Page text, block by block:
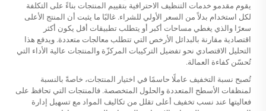
يقوم مقدمو خدمات التنظيف الاحترافية بتقييم المنتجات بناءً على التكلفة
لكل استخدام بدلاً من السعر الأولي للشراء. غالبًا ما يثبت أن المنتج الأعلى
سعرًا والذي يغطي مساحات أكبر أو يتطلب تطبيقات أقل يكون أكثر
اقتصادية مقارنة بالبدائل الأرخص التي تتطلب معالجات متعددة. ويدفع هذا
التحليل الاقتصادي نحو تفضيل التركيبات المركزّة والمنتجات عالية الأداء التي
تُحسّن كفاءة العمالة.
تُصبح نسبة التخفيف عاملًا حاسمًا في اختيار المنتجات، خاصةً بالنسبة
لمنظفات الأسطح المتعددة والحلول المتخصصة. فالمنتجات التي تحافظ على
فعاليتها عند نسب تخفيف أعلى تقلل من تكاليف المواد مع تسهيل إدارة